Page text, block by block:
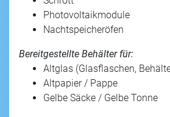
Photovoltaikmodule
Nachtspeicheröfen
Bereitgestellte Behälter für:
Altglas (Glasflaschen,
Altpapier / Pappe
Gelbe Säcke / Gelbe Tonne